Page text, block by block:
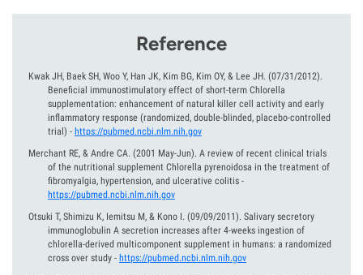
Reference
Kwak JH, Baek SH, Woo Y, Han JK, Kim BG, Kim OY, & Lee JH. (07/31/2012).
Beneficial immunostimulatory effect of short-term Chlorella
supplementation: enhancement of natural killer cell activity and early
inflammatory response (randomized, double-blinded, placebo-controlled
trial) - https://pubmed.ncbi.nlm.nih.gov
Merchant RE, & Andre CA. (2001 May-Jun). A review of recent clinical trials
of the nutritional supplement Chlorella pyrenoidosa in the treatment of
fibromyalgia, hypertension, and ulcerative colitis -
https://pubmed.ncbi.nlm.nih.gov
Otsuki T, Shimizu K, Iemitsu M, & Kono I. (09/09/2011). Salivary secretory
immunoglobulin A secretion increases after 4-weeks ingestion of
chlorella-derived multicomponent supplement in humans: a randomized
cross over study - https://pubmed.ncbi.nlm.nih.gov